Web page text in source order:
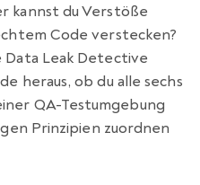
kannst du Verstöße
Code verstecken?
Leak Detective
heraus, ob du alle sechs
QA-Testumgebung
Prinzipien zuordnen